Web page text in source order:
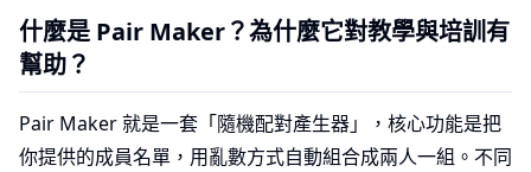
什麼是 Pair Maker？為什麼它對教學與培訓有
幫助？
Pair Maker 就是一套「隨機配對產生器」，核心功能是把
你提供的成員名單，用亂數方式自動組合成兩人一組。不同